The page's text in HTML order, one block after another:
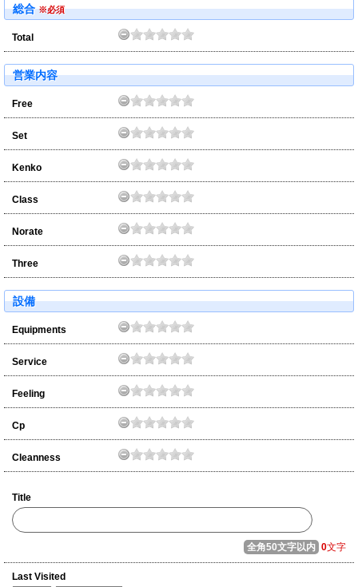
総合※必須
Total
営業内容
Free
Set
Kenko
Class
Norate
Three
設備
Equipments
Service
Feeling
Cp
Cleanness
Title
全角50文字以内 0文字
Last Visited